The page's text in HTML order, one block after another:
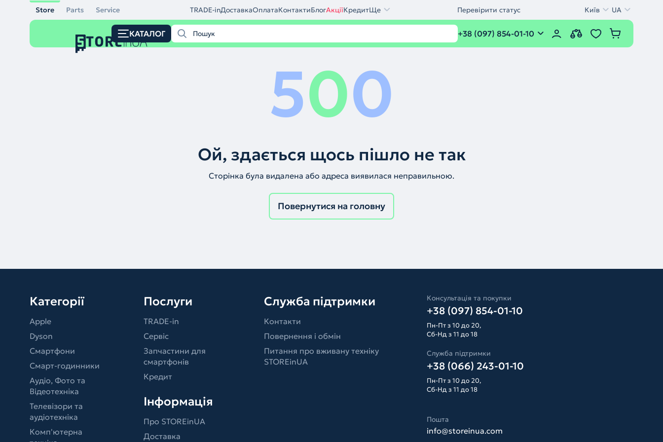
Store Parts Service TRADE-inДоставкаОплатаКонтактиБлогАкціїКредитЩе Перевірити статус Київ UA
КАТАЛОГ +38 (097) 854-01-10
500
Ой, здається щось пішло не так
Сторінка була видалена або адреса виявилася неправильною.
Повернутися на головну
Категорії
Apple
Dyson
Смартфони
Смарт-годинники
Аудіо, Фото та
Відеотехніка
Телевізори та
аудіотехніка
Комп'ютерна
Послуги
TRADE-in
Сервіс
Запчастини для
смартфонів
Кредит
Інформація
Про STOREinUA
Доставка
Служба підтримки
Контакти
Повернення і обмін
Питання про вживану техніку
STOREinUA
Консультація та покупки
+38 (097) 854-01-10
Пн-Пт з 10 до 20,
Сб-Нд з 11 до 18
Служба підтримки
+38 (066) 243-01-10
Пн-Пт з 10 до 20,
Сб-Нд з 11 до 18
Пошта
info@storeinua.com